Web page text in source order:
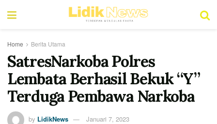
Home Berita Utama
SatresNarkoba Polres
Lembata Berhasil Bekuk “Y”
Terduga Pembawa Narkoba
by LidikNews Januari 7, 2023